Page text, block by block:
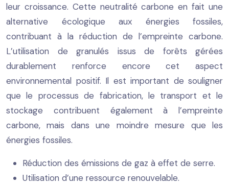
leur croissance. Cette neutralité carbone en fait une
alternative écologique aux énergies fossiles,
contribuant à la réduction de l’empreinte carbone.
L’utilisation de granulés issus de forêts gérées
durablement renforce encore cet aspect
environnemental positif. Il est important de souligner
que le processus de fabrication, le transport et le
stockage contribuent également à l’empreinte
carbone, mais dans une moindre mesure que les
énergies fossiles.
Réduction des émissions de gaz à effet de serre.
Utilisation d’une ressource renouvelable.